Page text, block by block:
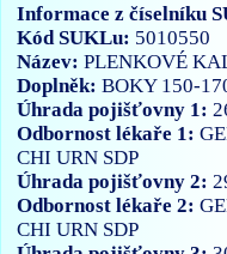
Informace z číselníku
Kód SUKLu: 5010550
Název:PLENKOVÉ
Doplněk:BOKY 150-
Úhrada pojišťovny 1:
Odbornost lékaře 1:
CHIURN SDP
Úhrada pojišťovny 2:
Odbornost lékaře 2:
CHIURN SDP